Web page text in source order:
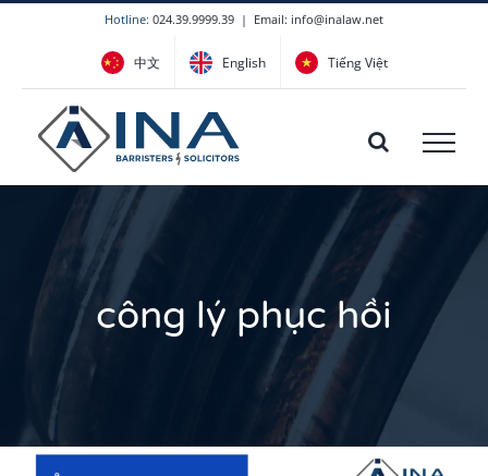
Hotline: 024.39.9999.39 | Email: info@inalaw.net
中文 English Tiếng Việt
công lý phục hồi